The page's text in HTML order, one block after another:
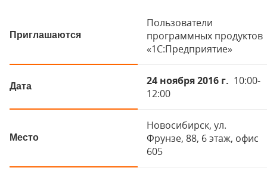
Приглашаются
Пользователи
программных продуктов
«1С:Предприятие»
Дата 24 ноября 2016 г. 10:00-
12:00
Место
Новосибирск, ул.
Фрунзе, 88, 6 этаж, офис
605